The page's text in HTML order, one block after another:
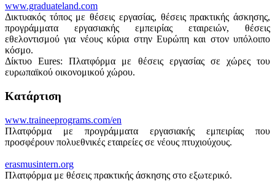
www.graduateland.com
Δικτυακός τόπος με θέσεις εργασίας, θέσεις πρακτικής άσκησης,
προγράμματα εργασιακής εμπειρίας εταιρειών, θέσεις
εθελοντισμού για νέους κύρια στην Ευρώπη και στον υπόλοιπο
κόσμο.
Δίκτυο Eures: Πλατφόρμα με θέσεις εργασίας σε χώρες του
ευρωπαϊκού οικονομικού χώρου.
Κατάρτιση
www.traineeprograms.com/en
Πλατφόρμα με προγράμματα εργασιακής εμπειρίας που
προσφέρουν πολυεθνικές εταιρείες σε νέους πτυχιούχους.
erasmusintern.org
Πλατφόρμα με θέσεις πρακτικής άσκησης στο εξωτερικό.